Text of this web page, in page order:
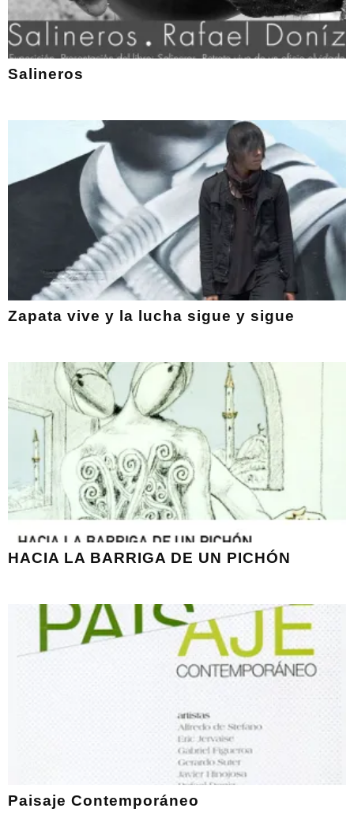
Salineros
Zapata vive y la lucha sigue y sigue
HACIA LA BARRIGA DE UN PICHÓN
Paisaje Contemporáneo